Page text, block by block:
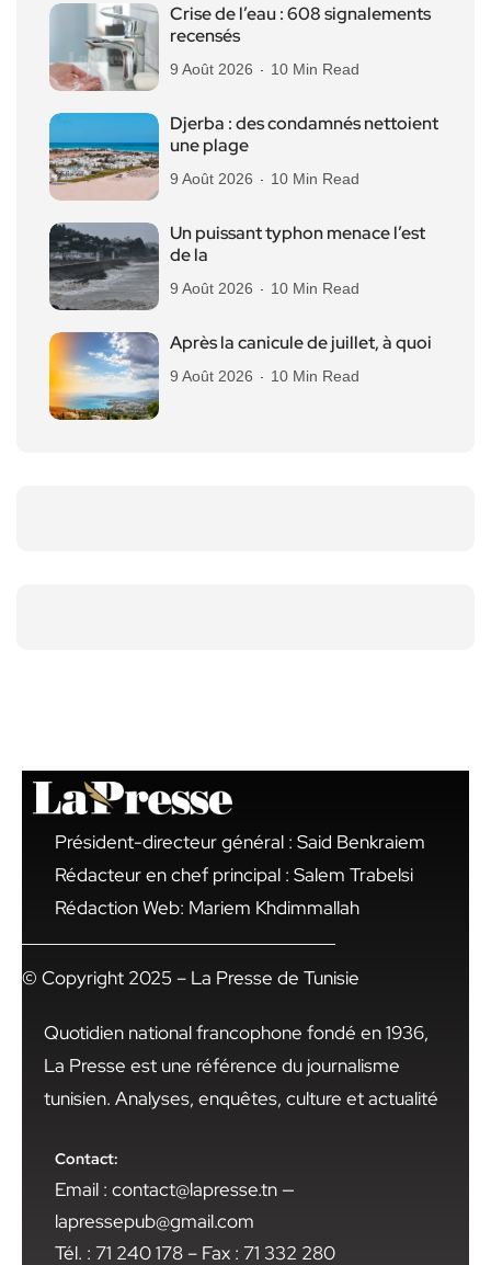
Crise de l’eau : 608 signalements
recensés
9 Août 2026 10 Min Read
Djerba : des condamnés nettoient
une plage
9 Août 2026 10 Min Read
Un puissant typhon menace l’est
de la
9 Août 2026 10 Min Read
Après la canicule de juillet, à quoi
9 Août 2026 10 Min Read
Président-directeur général : Said Benkraiem
Rédacteur en chef principal : Salem Trabelsi
Rédaction Web: Mariem Khdimmallah
© Copyright 2025 – La Presse de Tunisie
Quotidien national francophone fondé en 1936,
La Presse est une référence du journalisme
tunisien. Analyses, enquêtes, culture et actualité
Contact:
Email : contact@lapresse.tn —
lapressepub@gmail.com
Tél. : 71 240 178 – Fax : 71 332 280